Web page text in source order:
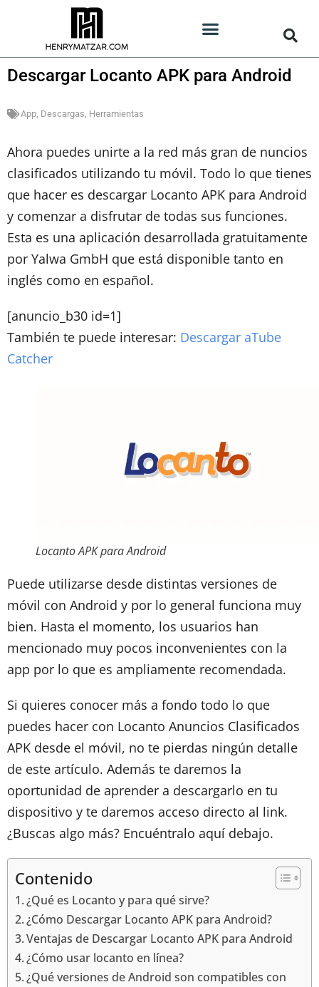
Descargar Locanto APK para Android
App, Descargas, Herramientas
Ahora puedes unirte a la red más gran de nuncios
clasificados utilizando tu móvil. Todo lo que tienes
que hacer es descargar Locanto APK para Android
y comenzar a disfrutar de todas sus funciones.
Esta es una aplicación desarrollada gratuitamente
por Yalwa GmbH que está disponible tanto en
inglés como en español.
[anuncio_b30 id=1]
También te puede interesar: Descargar aTube
Catcher
Locanto APK para Android
Puede utilizarse desde distintas versiones de
móvil con Android y por lo general funciona muy
bien. Hasta el momento, los usuarios han
mencionado muy pocos inconvenientes con la
app por lo que es ampliamente recomendada.
Si quieres conocer más a fondo todo lo que
puedes hacer con Locanto Anuncios Clasificados
APK desde el móvil, no te pierdas ningún detalle
de este artículo. Además te daremos la
oportunidad de aprender a descargarlo en tu
dispositivo y te daremos acceso directo al link.
¿Buscas algo más? Encuéntralo aquí debajo.
Contenido
¿Qué es Locanto y para qué sirve?
¿Cómo Descargar Locanto APK para Android?
Ventajas de Descargar Locanto APK para Android
¿Cómo usar locanto en línea?
¿Qué versiones de Android son compatibles con